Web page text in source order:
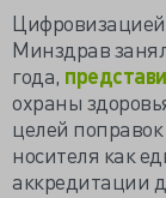
Минздрав
года,
охраны
целей
носителя как
аккредитации